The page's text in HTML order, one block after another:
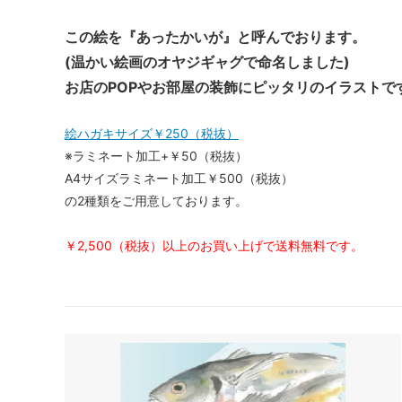
この絵を『あったかいが』と呼んでおります。
(温かい絵画のオヤジギャグで命名しました)
お店のPOPやお部屋の装飾にピッタリのイラストで
絵ハガキサイズ￥250（税抜）
※ラミネート加工+￥50（税抜）
A4サイズラミネート加工￥500（税抜）
の2種類をご用意しております。
￥2,500（税抜）以上のお買い上げで送料無料です。